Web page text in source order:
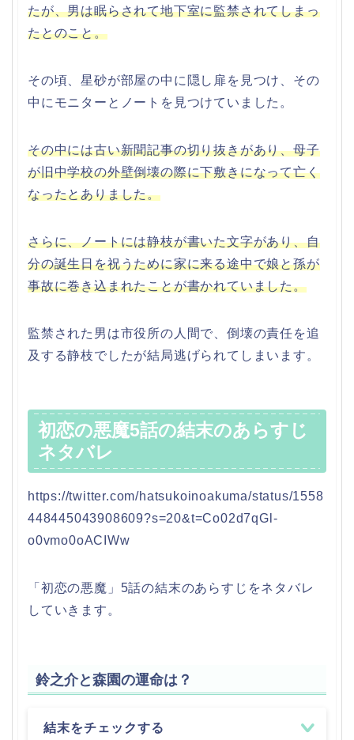
たが、男は眠らされて地下室に監禁されてしまっ
たとのこと。
その頃、星砂が部屋の中に隠し扉を見つけ、その
中にモニターとノートを見つけていました。
その中には古い新聞記事の切り抜きがあり、母子
が旧中学校の外壁倒壊の際に下敷きになって亡く
なったとありました。
さらに、ノートには静枝が書いた文字があり、自
分の誕生日を祝うために家に来る途中で娘と孫が
事故に巻き込まれたことが書かれていました。
監禁された男は市役所の人間で、倒壊の責任を追
及する静枝でしたが結局逃げられてしまいます。
初恋の悪魔5話の結末のあらすじ
ネタバレ
https://twitter.com/hatsukoinoakuma/status/1558
448445043908609?s=20&t=Co02d7qGl-
o0vmo0oACIWw
「初恋の悪魔」5話の結末のあらすじをネタバレ
していきます。
鈴之介と森園の運命は？
結末をチェックする